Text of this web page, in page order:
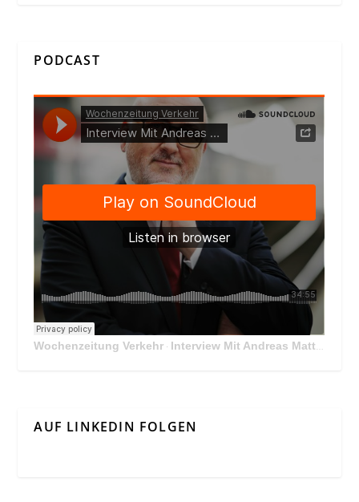
PODCAST
Wochenzeitung Verkehr · Interview Mit Andreas Matthä, CEO der ÖBB Holding
AUF LINKEDIN FOLGEN